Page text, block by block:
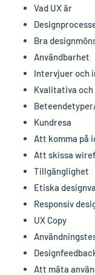
Vad UX är
Bra
Användbarhet
Intervjuer och
Kvalitativa
Kundresa
Att komma på
Att skissa
Tillgänglighet
Etiska
Responsiv
UX Copy
Att mäta